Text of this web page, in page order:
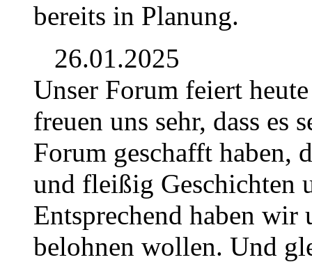
bereits in Planung.
26.01.2025
Unser Forum feiert
freuen uns sehr, dass es
Forum geschafft haben,
und fleißig Geschichten
Entsprechend haben wir
belohnen wollen. Und